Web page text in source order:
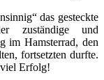
das gesteckte
zuständige und
im Hamsterrad, den
fortsetzten durfte.
Erfolg!